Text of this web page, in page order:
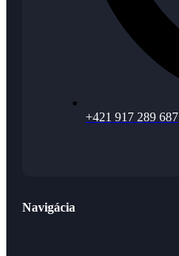
+421 917 289 687
Navigácia